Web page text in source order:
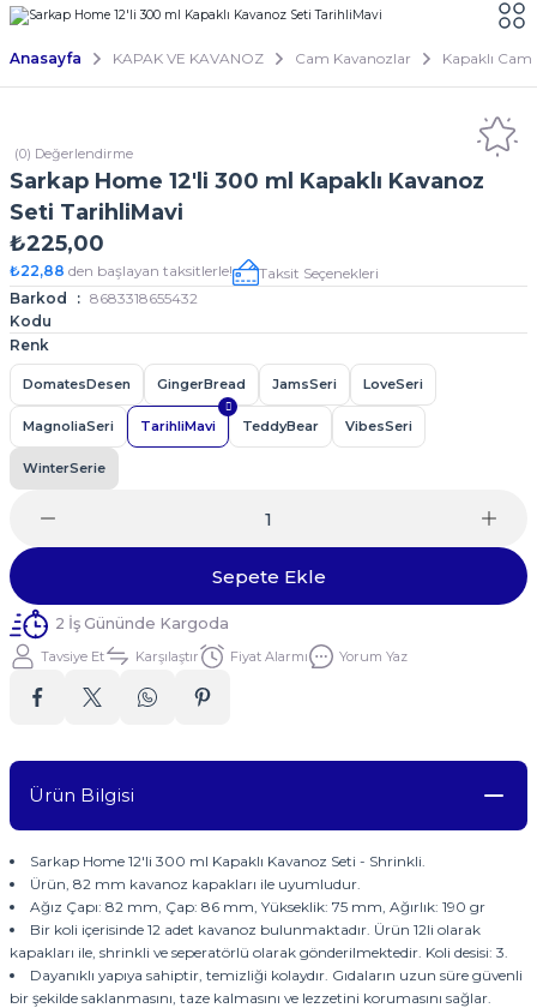
Anasayfa KAPAK VE KAVANOZ Cam Kavanozlar Kapaklı
(0) Değerlendirme
Sarkap Home 12'li 300 ml Kapaklı Kavanoz
Seti TarihliMavi
₺225,00
₺22,88 den başlayan taksitlerle!
Taksit Seçenekleri
Barkod
Kodu
8683318655432
Renk
DomatesDesen GingerBread JamsSeri LoveSeri
MagnoliaSeri TarihliMavi TeddyBear VibesSeri
WinterSerie
Sepete Ekle
2 İş Gününde Kargoda
Tavsiye Et Karşılaştır Fiyat Alarmı Yorum Yaz
Ürün Bilgisi
Sarkap Home 12'li 300 ml Kapaklı Kavanoz Seti - Shrinkli.
Ürün, 82 mm kavanoz kapakları ile uyumludur.
Ağız Çapı: 82 mm, Çap: 86 mm, Yükseklik: 75 mm, Ağırlık: 190 gr
Bir koli içerisinde 12 adet kavanoz bulunmaktadır. Ürün 12li olarak
kapakları ile, shrinkli ve seperatörlü olarak gönderilmektedir. Koli desisi: 3.
Dayanıklı yapıya sahiptir, temizliği kolaydır. Gıdaların uzun süre güvenli
bir şekilde saklanmasını, taze kalmasını ve lezzetini korumasını sağlar.